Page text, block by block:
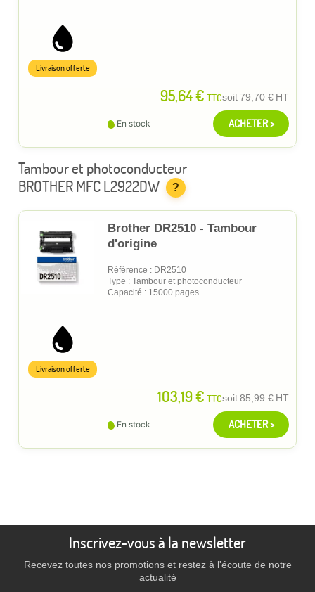
95,64 € TTCsoit79,70 € HT
Livraison offerte
En stock ACHETER >
Tambour et photoconducteur
BROTHER MFC L2922DW
?
Brother DR2510 - Tambour
d'origine
Référence : DR2510
Type : Tambour et photoconducteur
Capacité : 15000 pages
103,19 € TTCsoit85,99 € HT
Livraison offerte
En stock ACHETER >
Inscrivez-vous à la newsletter
Recevez toutes nos promotions et restez à l'écoute de notre
actualité